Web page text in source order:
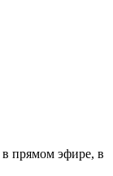
в прямом эфире, в